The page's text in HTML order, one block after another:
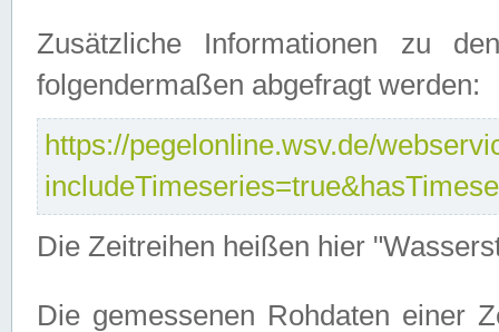
Zusätzliche Informationen zu
folgendermaßen abgefragt werden:
https://pegelonline.wsv.de/
Die Zeitreihen heißen hier
Die gemessenen Rohdaten einer